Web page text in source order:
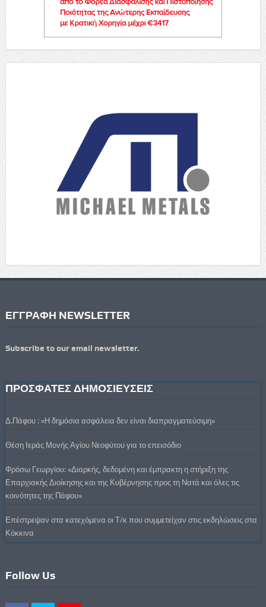
ΕΓΓΡΑΦΗ NEWSLETTER
Subscribe to our email newsletter.
ΠΡΟΣΦΑΤΕΣ ΔΗΜΟΣΙΕΥΣΕΙΣ
Δ.Πάφου : «Η δημόσια ασφάλεια δεν είναι διαπραγματεύσιμη»
Θέση Ιεράς Μονής Αγίου Νεοφύτου για το επεισόδιο
Φρόσω Γεωργίου: «Διαρκής, δεδομένη και έμπρακτη η στήριξη της
Επαρχιακής Διοίκησης και της Κυβέρνησης προς τη Νατά και όλες τις
κοινότητες της Πάφου»
Επέστρεψαν στα κατεχόμενα οι Τ/κ που συμμετείχαν στις εκδηλώσεις στα
Κόκκινα
Follow Us